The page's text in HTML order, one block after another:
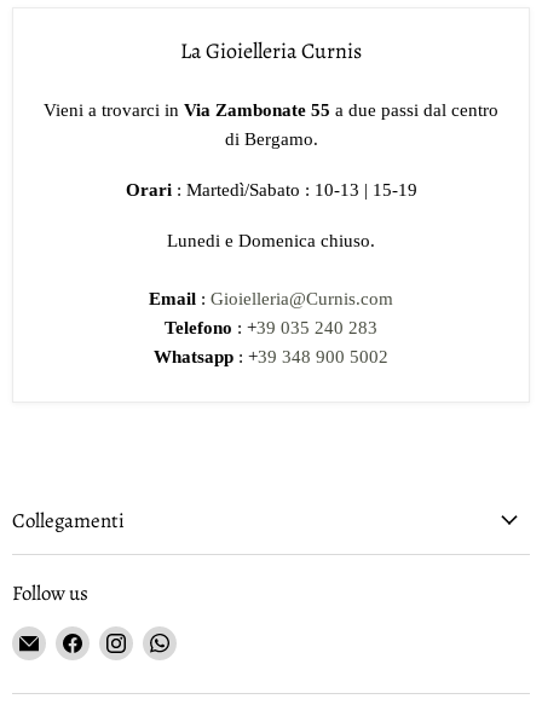
La Gioielleria Curnis
Vieni a trovarci in Via Zambonate 55 a due passi dal centro
di Bergamo.
Orari : Martedì/Sabato : 10-13 | 15-19
Lunedi e Domenica chiuso.
Email : Gioielleria@Curnis.com
Telefono : +39 035 240 283
Whatsapp : +39 348 900 5002
Collegamenti
Follow us
Email
Gioielleria
Curnis
Find
on
Find
on
Find
on